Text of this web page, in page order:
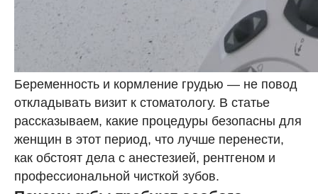
Беременность и кормление грудью — не повод
откладывать визит к стоматологу. В статье
рассказываем, какие процедуры безопасны для
женщин в этот период, что лучше перенести,
как обстоят дела с анестезией, рентгеном и
профессиональной чисткой зубов.